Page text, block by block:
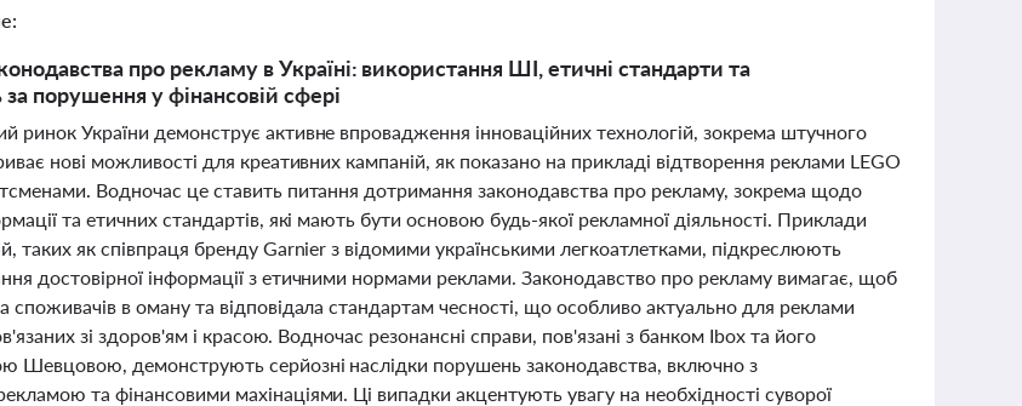
про рекламу в Україні: використання ШІ, етичні стандарти та
за порушення у фінансовій сфері
ринок України демонструє активне впровадження інноваційних технологій, зокрема штучного
нові можливості для креативних кампаній, як показано на прикладі відтворення реклами LEGO
Водночас це ставить питання дотримання законодавства про рекламу, зокрема щодо
та етичних стандартів, які мають бути основою будь-якої рекламної діяльності. Приклади
таких як співпраця бренду Garnier з відомими українськими легкоатлетками, підкреслюють
достовірної інформації з етичними нормами реклами. Законодавство про рекламу вимагає, щоб
споживачів в оману та відповідала стандартам чесності, що особливо актуально для реклами
зі здоров'ям і красою. Водночас резонансні справи, пов'язані з банком Ibox та його
Шевцовою, демонструють серйозні наслідки порушень законодавства, включно з
та фінансовими махінаціями. Ці випадки акцентують увагу на необхідності суворої